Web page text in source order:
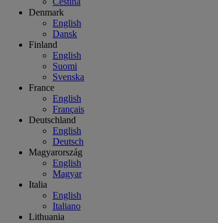
Denmark
English
Dansk
Finland
English
Suomi
Svenska
France
English
Français
Deutschland
English
Deutsch
Magyarország
English
Magyar
Italia
English
Italiano
Lithuania